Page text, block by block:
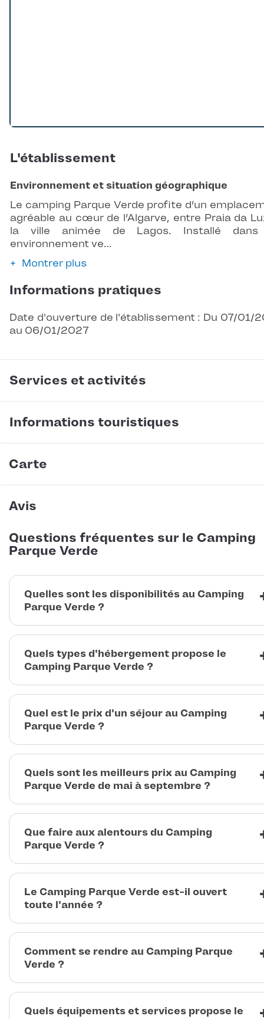
L'établissement
Environnement et situation géographique
Le camping Parque Verde profite d’un
agréable au cœur de l’Algarve, entre Praia da
la ville animée de Lagos. Installé
environnement ve…
Montrer plus
Informations pratiques
Date d'ouverture de l'établissement : Du 07/01/
au 06/01/2027
Services et activités
Informations touristiques
Carte
Avis
Questions fréquentes sur le Camping
Parque Verde
Quelles sont les disponibilités au Camping
Parque Verde ?
Quels types d'hébergement propose le
Camping Parque Verde ?
Quel est le prix d'un séjour au Camping
Parque Verde ?
Quels sont les meilleurs prix au Camping
Parque Verde de mai à septembre ?
Que faire aux alentours du Camping
Parque Verde ?
Le Camping Parque Verde est-il ouvert
toute l'année ?
Comment se rendre au Camping Parque
Verde ?
Quels équipements et services propose le